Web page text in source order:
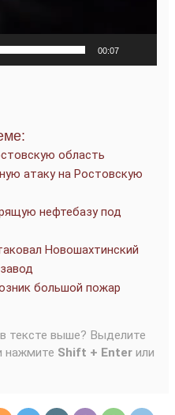
00:07
область
атаку на Ростовскую
нефтебазу под
Новошахтинский
большой пожар
тексте выше? Выделите
нажмите Shift + Enter или